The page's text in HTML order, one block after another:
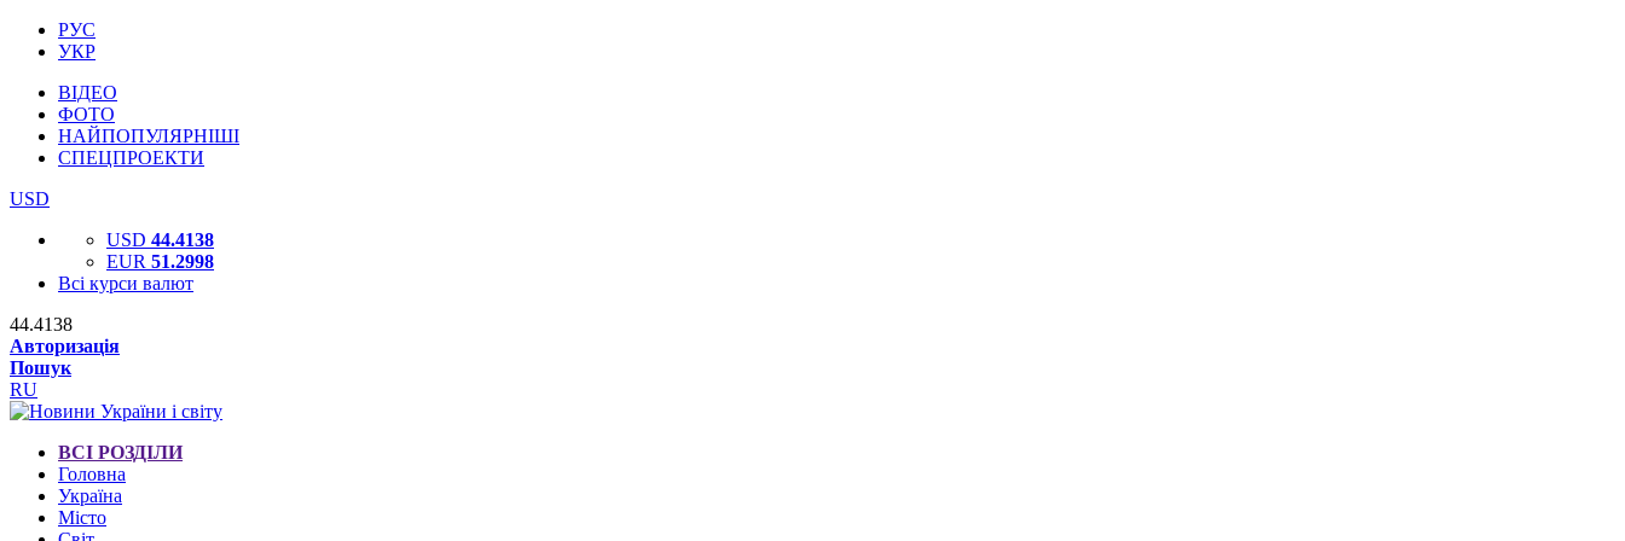
РУС
УКР
ВІДЕО
ФОТО
НАЙПОПУЛЯРНІШІ
СПЕЦПРОЕКТИ
USD
USD 44.4138
EUR 51.2998
Всі курси валют
44.4138
Авторизація
Пошук
RU
ВСІ РОЗДІЛИ
Головна
Україна
Місто